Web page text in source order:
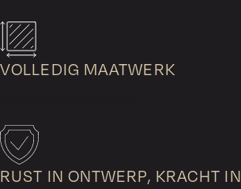
VOLLEDIG MAATWERK
RUST IN ONTWERP, KRACHT IN